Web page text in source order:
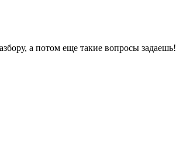
а потом еще такие вопpосы задаешь!